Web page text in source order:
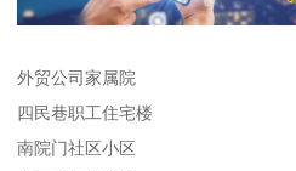
外贸公司家属院
四民巷职工住宅楼
南院门社区小区